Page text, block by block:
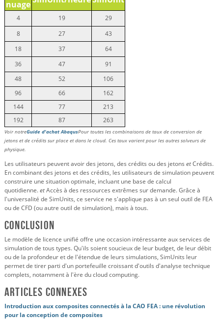
nuage
4 19
29
8
27
43
18
37
64
36
47
91
48
52
106
96
66
162
144
77
213
192
87 263
Voir notreGuide d'achat AbaqusPour toutes les combinaisons de taux de conversion de
jetons et de crédits sur place et dans le cloud. Ces taux varient pour les autres solveurs de
physique.
Les utilisateurs peuvent avoir des jetons, des crédits ou des jetons etCrédits.
En combinant des jetons et des crédits, les utilisateurs de simulation peuvent
construire une situation optimale, incluant une base de calcul
quotidienne.etAccès à des ressources extrêmes sur demande. Grâce à
l'universalité de SimUnits, ce service ne s'applique pas à un seul outil de FEA
ou de CFD (ou autre outil de simulation), mais à tous.
Conclusion
Le modèle de licence unifié offre une occasion intéressante aux services de
simulation de tous types. Qu'ils soient soucieux de leur budget, de leur débit
ou de la profondeur et de l'étendue de leurs simulations, SimUnits leur
permet de tirer parti d'un portefeuille croissant d'outils d'analyse technique
complets, notamment à l'ère du cloud computing.
Articles connexes
Introduction aux composites connectés à la CAO FEA : une révolution
pour la conception de composites